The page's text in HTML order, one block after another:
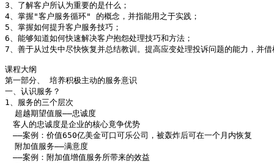
3、了解客户所认为重要的是什么；
4、掌握"客户服务循环" 的概念，并指能用之于实践；
5、掌握如何提升客户服务技巧；
6、能够知道如何快速解决客户抱怨处理技巧和方法；
7、善于从过失中尽快恢复并总结教训。提高应变处理投诉问题的能力，并
课程大纲
第一部分、 培养积极主动的服务意识
一、认识服务？
1、服务的三个层次
  超越期望值服——忠诚度
客人的忠诚度是企业的核心竟争优势
——案例：价值650亿美金可口可乐公司，被轰炸后可在一个月内恢复
  附加值服务——满意度
——案例：附加值增值服务所带来的效益